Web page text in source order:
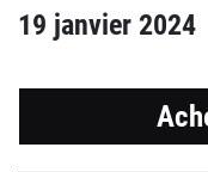
19 janvier 2024